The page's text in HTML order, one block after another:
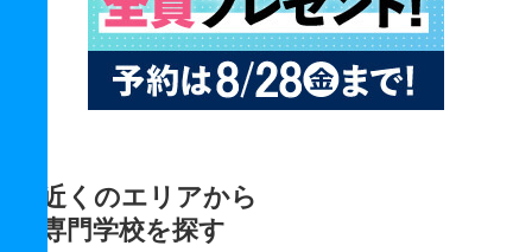
近くのエリアから
専門学校を探す